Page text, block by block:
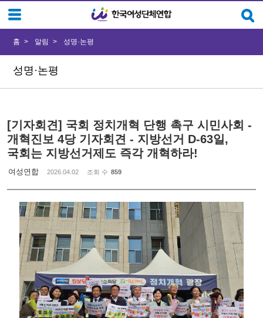
성명·논평
홈 알림 성명·논평
[기자회견] 국회 정치개혁 단행 촉구 시민사회 -
개혁진보 4당 기자회견 - 지방선거 D-63일,
국회는 지방선거제도 즉각 개혁하라!
여성연합 2026.04.02 조회 수 859